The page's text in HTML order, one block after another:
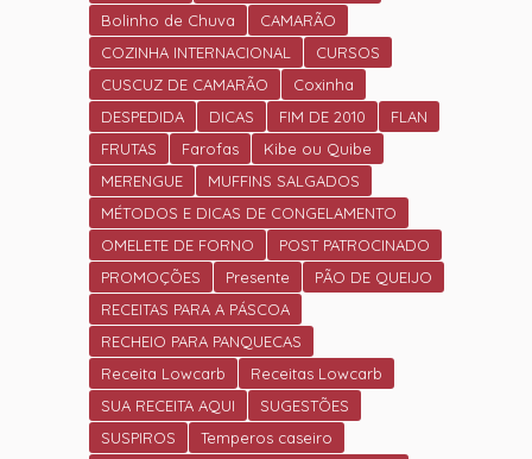
Bolinho de Chuva
CAMARÃO
COZINHA INTERNACIONAL
CURSOS
CUSCUZ DE CAMARÃO
Coxinha
DESPEDIDA
DICAS FIM DE 2010
FLAN
FRUTAS
Farofas
Kibe ou Quibe
MERENGUE
MUFFINS SALGADOS
MÉTODOS E DICAS DE CONGELAMENTO
OMELETE DE FORNO
POST PATROCINADO
PROMOÇÕES
Presente
PÃO DE QUEIJO
RECEITAS PARA A PÁSCOA
RECHEIO PARA PANQUECAS
Receita Lowcarb
Receitas Lowcarb
SUA RECEITA AQUI
SUGESTÕES
SUSPIROS
Temperos caseiro